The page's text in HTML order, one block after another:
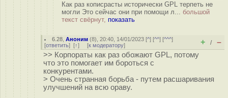
Как раз кописрасты исторически GPL терпеть не
могли Это сейчас они при помощи л... большой
текст свёрнут, показать
6.28 ,Аноним (8), 20:40, 14/01/2023 [^] [^^] [^^^]
[ответить] [↑] [к модератору] + / –
>> Корпораты как раз обожают GPL, потому
что это помогает им бороться с
конкурентами.
> Очень странная борьба - путем расшаривания
улучшений на всю ораву.